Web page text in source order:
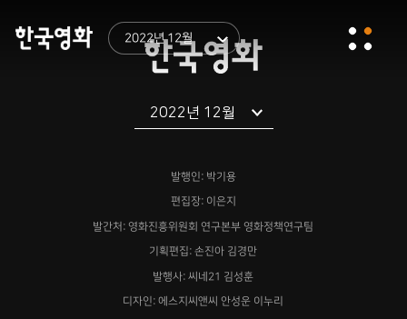
2022년 12월
현대적인 팩션 사극 <올빼미> 제작 트리비아
2022년 한국 독립영화를 돌아본다
김세인 감독 <같은 속옷을 입는 두 여자>, 오세현 감
2000년 <동감>, 그리고 2022년 <동감>
2022년 12월
발행인: 박기용
편집장: 이은지
발간처: 영화진흥위원회 연구본부 영화정책연구팀
기획편집: 손진아 김경만
발행사: 씨네21 김성훈
디자인: 에스지씨앤씨 안성운 이누리